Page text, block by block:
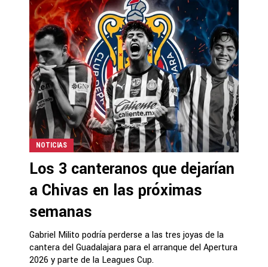
NOTICIAS
Los 3 canteranos que dejarían
a Chivas en las próximas
semanas
Gabriel Milito podría perderse a las tres joyas de la
cantera del Guadalajara para el arranque del Apertura
2026 y parte de la Leagues Cup.